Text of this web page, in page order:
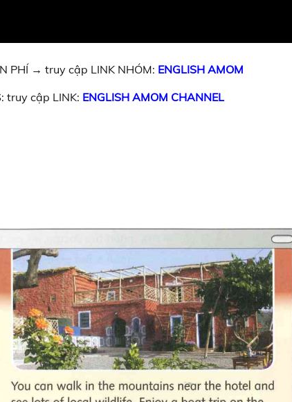
PHÍ → truy cập LINK NHÓM: ENGLISH AMOM
truy cập LINK: ENGLISH AMOM CHANNEL